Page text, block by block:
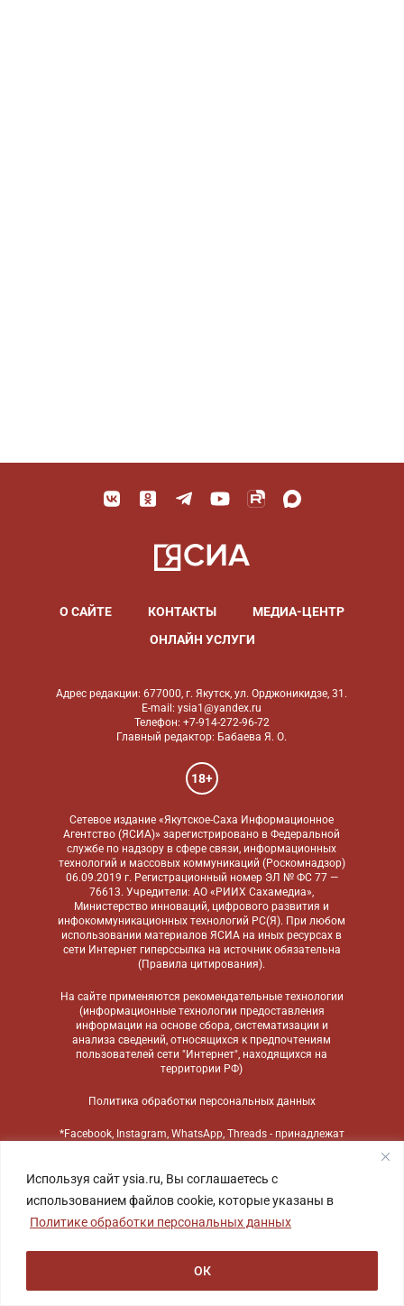
Используя сайт ysia.ru, Вы соглашаетесь с
использованием файлов cookie, которые указаны в
Политике обработки персональных данных
ОК
О САЙТЕ КОНТАКТЫ
МЕДИА-ЦЕНТР
ОНЛАЙН УСЛУГИ
Адрес редакции: 677000, г. Якутск, ул. Орджоникидзе, 31.
E-mail: ysia1@yandex.ru
Телефон: +7-914-272-96-72
Главный редактор: Бабаева Я. О.
18+
Сетевое издание «Якутское-Саха Информационное
Агентство (ЯСИА)» зарегистрировано в Федеральной
службе по надзору в сфере связи, информационных
технологий и массовых коммуникаций (Роскомнадзор)
06.09.2019 г. Регистрационный номер ЭЛ № ФС 77 —
76613. Учредители: АО «РИИХ Сахамедиа»,
Министерство инноваций, цифрового развития и
инфокоммуникационных технологий РС(Я). При любом
использовании материалов ЯСИА на иных ресурсах в
сети Интернет гиперссылка на источник обязательна
(Правила цитирования).
На сайте применяются рекомендательные технологии
(информационные технологии предоставления
информации на основе сбора, систематизации и
анализа сведений, относящихся к предпочтениям
пользователей сети "Интернет", находящихся на
территории РФ)
Политика обработки персональных данных
*Facebook, Instagram, WhatsApp, Threads - принадлежат